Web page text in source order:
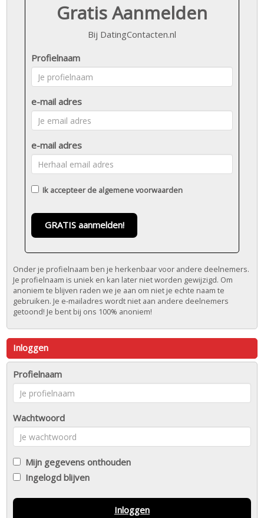
Gratis Aanmelden
Bij DatingContacten.nl
Profielnaam
e-mail adres
e-mail adres
Ik accepteer de algemene voorwaarden
GRATIS aanmelden!
Onder je profielnaam ben je herkenbaar voor andere deelnemers.
Je profielnaam is uniek en kan later niet worden gewijzigd. Om
anoniem te blijven raden we je aan om niet je echte naam te
gebruiken. Je e-mailadres wordt niet aan andere deelnemers
getoond! Je bent bij ons 100% anoniem!
Inloggen
Profielnaam
Wachtwoord
Mijn gegevens onthouden
Ingelogd blijven
Inloggen